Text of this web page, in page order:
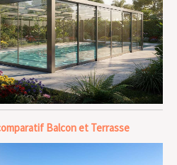
Balcon et Terrasse